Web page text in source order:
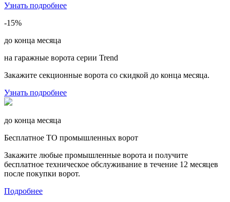
Узнать подробнее
-15%
до конца месяца
на гаражные ворота серии Trend
Закажите секционные ворота со скидкой до конца месяца.
Узнать подробнее
до конца месяца
Бесплатное ТО промышленных ворот
Закажите любые промышленные ворота и получите
бесплатное техническое обслуживание в течение 12 месяцев
после покупки ворот.
Подробнее